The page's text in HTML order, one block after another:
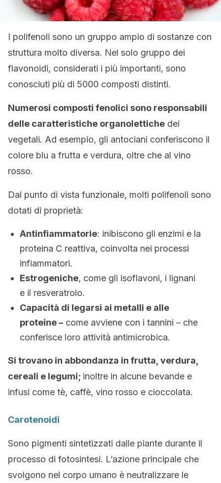
I polifenoli sono un gruppo ampio di sostanze con
struttura molto diversa. Nel solo gruppo dei
flavonoidi, considerati i più importanti, sono
conosciuti più di 5000 composti distinti.
Numerosi composti fenolici sono responsabili
delle caratteristiche organolettiche dei
vegetali. Ad esempio, gli antociani conferiscono il
colore blu a frutta e verdura, oltre che al vino
rosso.
Dal punto di vista funzionale, molti polifenoli sono
dotati di proprietà:
Antinfiammatorie: inibiscono gli enzimi e la
proteina C reattiva, coinvolta nei processi
infiammatori.
Estrogeniche, come gli isoflavoni, i lignani
e il resveratrolo.
Capacità di legarsi ai metalli e alle
proteine – come avviene con i tannini – che
conferisce loro attività antimicrobica.
Si trovano in abbondanza in frutta, verdura,
cereali e legumi; inoltre in alcune bevande e
infusi come tè, caffè, vino rosso e cioccolata.
Carotenoidi
Sono pigmenti sintetizzati dalle piante durante il
processo di fotosintesi. L’azione principale che
svolgono nel corpo umano è neutralizzare le